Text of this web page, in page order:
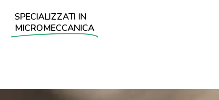
SPECIALIZZATI IN
MICROMECCANICA